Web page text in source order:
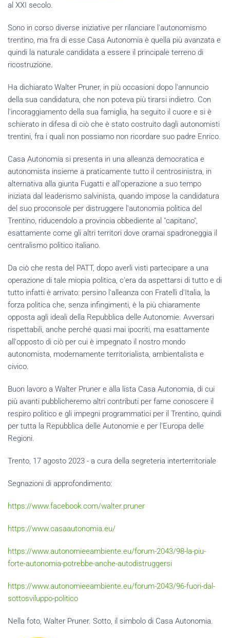
al XXI secolo.
Sono in corso diverse iniziative per rilanciare l'autonomismo
trentino, ma fra di esse Casa Autonomia è quella più avanzata e
quindi la naturale candidata a essere il principale terreno di
ricostruzione.
Ha dichiarato Walter Pruner, in più occasioni dopo l'annuncio
della sua candidatura, che non poteva più tirarsi indietro. Con
l'incoraggiamento della sua famiglia, ha seguito il cuore e si è
schierato in difesa di ciò che è stato costruito dagli autonomisti
trentini, fra i quali non possiamo non ricordare suo padre Enrico.
Casa Autonomia si presenta in una alleanza democratica e
autonomista insieme a praticamente tutto il centrosinistra, in
alternativa alla giunta Fugatti e all'operazione a suo tempo
iniziata dal leaderismo salvinista, quando impose la candidatura
del suo proconsole per distruggere l'autonomia politica del
Trentino, riducendolo a provincia obbediente al "capitano",
esattamente come gli altri territori dove oramai spadroneggia il
centralismo politico italiano.
Da ciò che resta del PATT, dopo averli visti partecipare a una
operazione di tale miopia politica, c'era da aspettarsi di tutto e di
tutto infatti è arrivato: persino l'alleanza con Fratelli d'Italia, la
forza politica che, senza infingimenti, è la più chiaramente
opposta agli ideali della Repubblica delle Autonomie. Avversari
rispettabili, anche perché quasi mai ipocriti, ma esattamente
all'opposto di ciò per cui è impegnato il nostro mondo
autonomista, modernamente territorialista, ambientalista e
civico.
Buon lavoro a Walter Pruner e alla lista Casa Autonomia, di cui
più avanti pubblicheremo altri contributi per farne conoscere il
respiro politico e gli impegni programmatici per il Trentino, quindi
per tutta la Repubblica delle Autonomie e per l'Europa delle
Regioni.
Trento, 17 agosto 2023 - a cura della segreteria interterritoriale
Segnazioni di approfondimento:
https://www.facebook.com/walter.pruner
https://www.casaautonomia.eu/
https://www.autonomieeambiente.eu/forum-2043/98-la-piu-
forte-autonomia-potrebbe-anche-autodistruggersi
https://www.autonomieeambiente.eu/forum-2043/96-fuori-dal-
sottosviluppo-politico
Nella foto, Walter Pruner. Sotto, il simbolo di Casa Autonomia.